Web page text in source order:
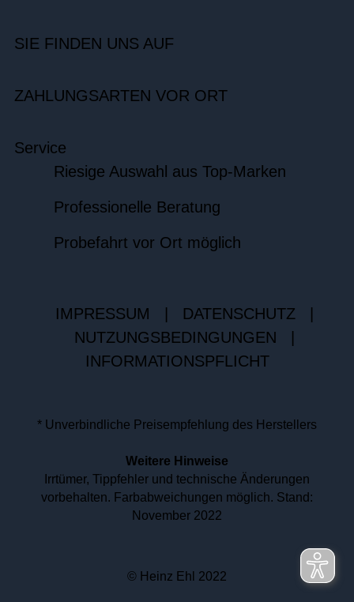
SIE FINDEN UNS AUF
ZAHLUNGSARTEN VOR ORT
Service
Riesige Auswahl aus Top-Marken
Professionelle Beratung
Probefahrt vor Ort möglich
IMPRESSUM DATENSCHUTZ
NUTZUNGSBEDINGUNGEN
INFORMATIONSPFLICHT
* Unverbindliche Preisempfehlung des Herstellers
Weitere Hinweise
Irrtümer, Tippfehler und technische Änderungen
vorbehalten. Farbabweichungen möglich. Stand:
November 2022
© Heinz Ehl 2022